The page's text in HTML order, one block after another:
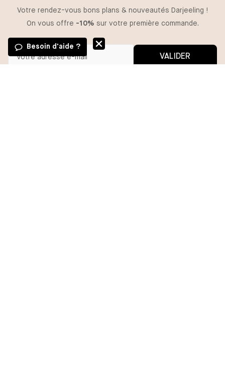
Votre rendez-vous bons plans & nouveautés Darjeeling !
On vous offre -10% sur votre première commande.
VALIDER
Besoin d'aide ?